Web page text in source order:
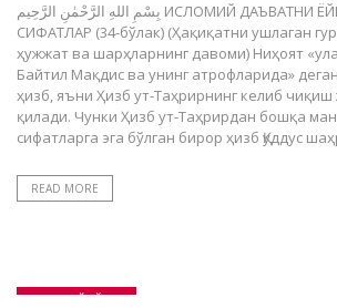
بِسْمِ اللهِ الرَّحْمٰنِ الرَّحِيم ИСЛОМИЙ ДАЪВАТНИ ЁЙИШ ВАЗИФАЛАР ВА
СИФАТЛАР (34-бўлак) (Ҳақиқатни ушлаган
ҳужжат ва шарҳларнинг давоми) Ниҳоят
Байтил Мақдис ва унинг атрофларида»
ҳизб, яъни Ҳизб ут-Таҳрирнинг келиб
қилади. Чунки Ҳизб ут-Таҳрирдан бошқа
сифатларга эга бўлган бирор ҳизб Қуддус
READ MORE
САҚОФИЙ БЎЛИМ